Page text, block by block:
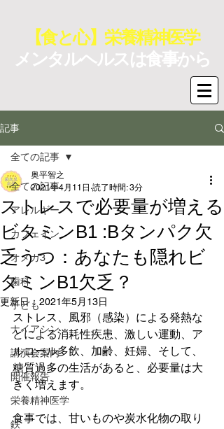
【食と心】栄養精神医学
メンタルヘルスは食事から
記事
全ての記事
アレルギー
カフェイン
オメガ3
歯科
子ども
ナイアシン
講演会案内
開催報告
栄養精神医学
鉄
全ての記事
ストレスで必要量が増える
ビタミンB1 :Bタンパク欠
乏うつ：あなたも隠れビ
タミンB1欠乏？
奥平智之
2021年4月11日 読了時間: 3分
更新日： 2021年5月13日
ストレス、風邪（感染）による発熱な
どによる消耗性疾患、激しい運動、ア
ルコール多飲、加齢、妊婦、そして、
糖質過多の生活があると、必要量は大
きく増えます。
食事では、甘いものや炭水化物の取り